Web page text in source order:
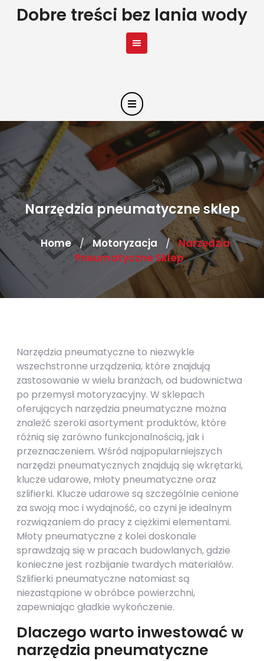
SkipDobre treści bez lania wody
Narzędzia pneumatyczne sklep
Home / Motoryzacja / Narzędzia
Pneumatyczne Sklep
Narzędzia pneumatyczne to niezwykle
wszechstronne urządzenia, które znajdują
zastosowanie w wielu branżach, od budownictwa
po przemysł motoryzacyjny. W sklepach
oferujących narzędzia pneumatyczne można
znaleźć szeroki asortyment produktów, które
różnią się zarówno funkcjonalnością, jak i
przeznaczeniem. Wśród najpopularniejszych
narzędzi pneumatycznych znajdują się wkrętarki,
klucze udarowe, młoty pneumatyczne oraz
szlifierki. Klucze udarowe są szczególnie cenione
za swoją moc i wydajność, co czyni je idealnym
rozwiązaniem do pracy z ciężkimi elementami.
Młoty pneumatyczne z kolei doskonale
sprawdzają się w pracach budowlanych, gdzie
konieczne jest rozbijanie twardych materiałów.
Szlifierki pneumatyczne natomiast są
niezastąpione w obróbce powierzchni,
zapewniając gładkie wykończenie.
Dlaczego warto inwestować w
narzędzia pneumatyczne